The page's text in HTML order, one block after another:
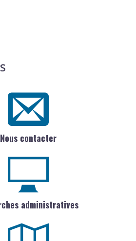
Nous contacter
administratives